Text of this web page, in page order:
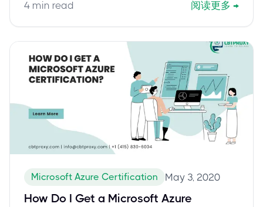
Azure.
4 min read 阅读更多 →
Microsoft Azure Certification May 3, 2020
How Do I Get a Microsoft Azure